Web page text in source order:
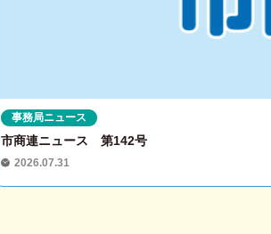
市商連ニュース 第142号
2026.07.31
事務局ニュース